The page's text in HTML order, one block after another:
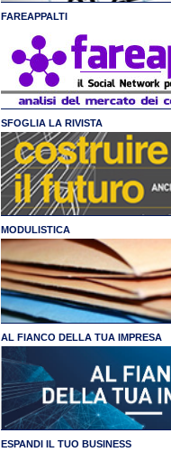
FAREAPPALTI
SFOGLIA LA RIVISTA
MODULISTICA
AL FIANCO DELLA TUA IMPRESA
ESPANDI IL TUO BUSINESS